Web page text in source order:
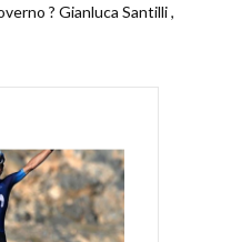
? Gianluca Santilli ,